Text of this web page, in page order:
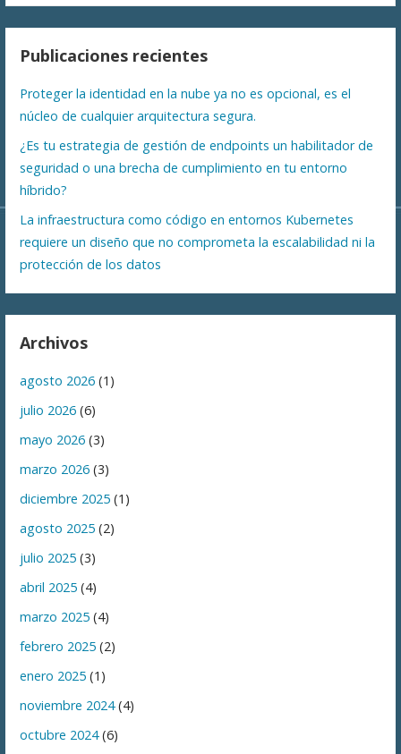
Publicaciones recientes
Proteger la identidad en la nube ya no es opcional, es el
núcleo de cualquier arquitectura segura.
¿Es tu estrategia de gestión de endpoints un habilitador de
seguridad o una brecha de cumplimiento en tu entorno
híbrido?
La infraestructura como código en entornos Kubernetes
requiere un diseño que no comprometa la escalabilidad ni la
protección de los datos
Archivos
agosto 2026 (1)
julio 2026 (6)
mayo 2026 (3)
marzo 2026 (3)
diciembre 2025 (1)
agosto 2025 (2)
julio 2025 (3)
abril 2025 (4)
marzo 2025 (4)
febrero 2025 (2)
enero 2025 (1)
noviembre 2024(4)
octubre 2024(6)